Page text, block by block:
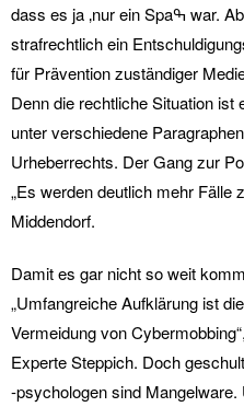
dass es ja ‚nur ein Spaߒ war. Aber das ist weder moralisch noch
strafrechtlich ein
für Prävention zuständiger
Denn die rechtliche Situation ist
unter verschiedene
Urheberrechts. Der Gang zur
„Es werden deutlich mehr Fälle
Middendorf.
Damit es gar nicht so weit
„Umfangreiche Aufklärung ist
Vermeidung von
Experte Steppich. Doch
-psychologen sind